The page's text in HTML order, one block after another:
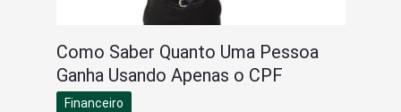
Como Saber Quanto Uma Pessoa
Ganha Usando Apenas o CPF
Financeiro